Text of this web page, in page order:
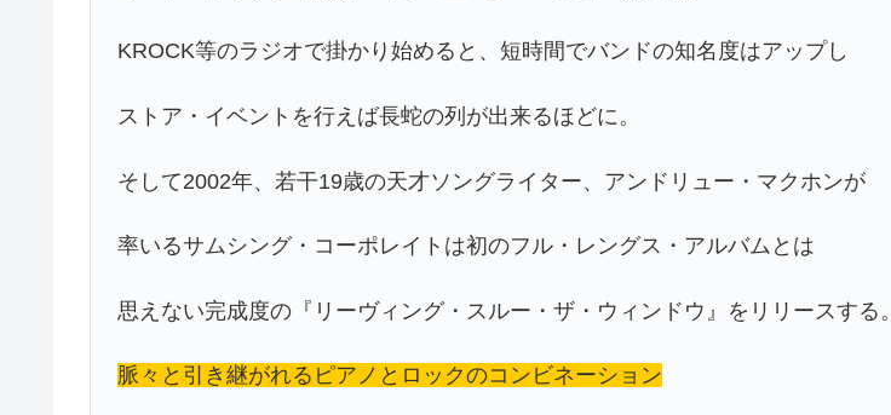
KROCK等のラジオで掛かり始めると、短時間でバンドの知名度はアップし
ストア・イベントを行えば長蛇の列が出来るほどに。
そして2002年、若干19歳の天才ソングライター、アンドリュー・マクホンが
率いるサムシング・コーポレイトは初のフル・レングス・アルバムとは
思えない完成度の『リーヴィング・スルー・ザ・ウィンドウ』をリリースする。
脈々と引き継がれるピアノとロックのコンビネーション